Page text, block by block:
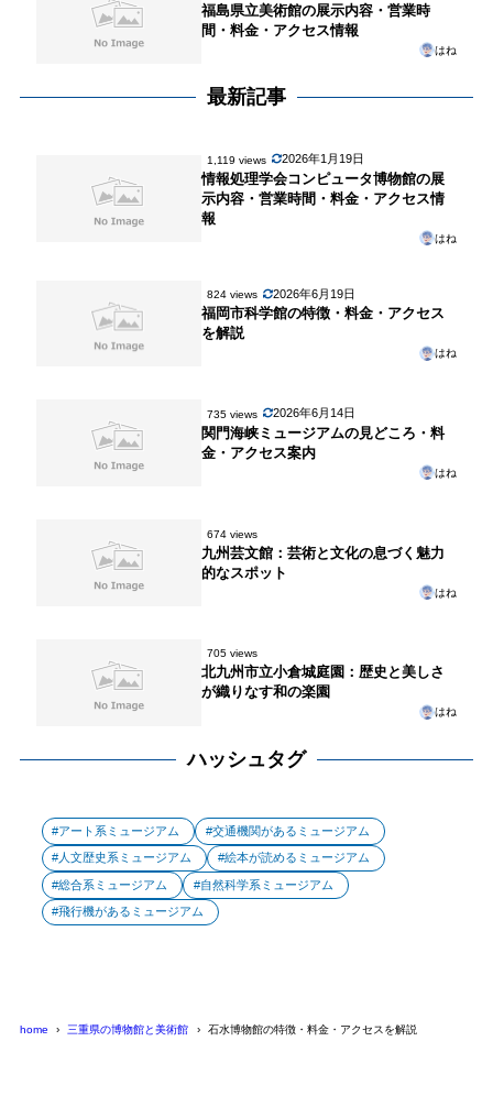
福島県立美術館の展示内容・営業時
間・料金・アクセス情報
はね
最新記事
1,119 views 2026年1月19日
情報処理学会コンピュータ博物館の展
示内容・営業時間・料金・アクセス情
報
はね
824 views 2026年6月19日
福岡市科学館の特徴・料金・アクセス
を解説
はね
735 views 2026年6月14日
関門海峡ミュージアムの見どころ・料
金・アクセス案内
はね
674 views
九州芸文館：芸術と文化の息づく魅力
的なスポット
はね
705 views
北九州市立小倉城庭園：歴史と美しさ
が織りなす和の楽園
はね
ハッシュタグ
アート系ミュージアム 交通機関があるミュージアム
人文歴史系ミュージアム 絵本が読めるミュージアム
総合系ミュージアム 自然科学系ミュージアム
飛行機があるミュージアム
home 三重県の博物館と美術館 石水博物館の特徴・料金・アクセスを解説